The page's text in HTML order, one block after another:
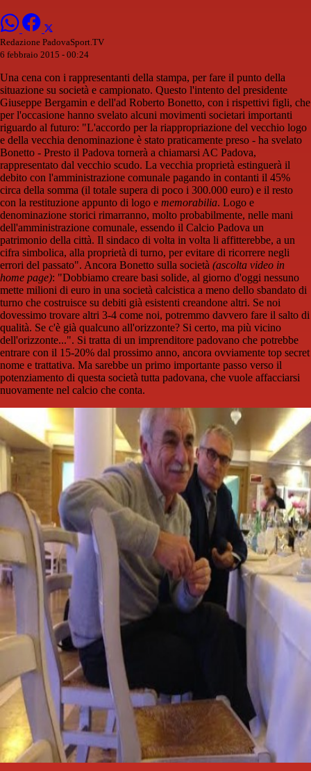
Redazione PadovaSport.TV
6 febbraio 2015 - 00:24
Una cena con i rappresentanti della stampa, per fare il punto della
situazione su società e campionato. Questo l'intento del presidente
Giuseppe Bergamin e dell'ad Roberto Bonetto, con i rispettivi figli, che
per l'occasione hanno svelato alcuni movimenti societari importanti
riguardo al futuro: "L'accordo per la riappropriazione del vecchio logo
e della vecchia denominazione è stato praticamente preso - ha svelato
Bonetto - Presto il Padova tornerà a chiamarsi AC Padova,
rappresentato dal vecchio scudo. La vecchia proprietà estinguerà il
debito con l'amministrazione comunale pagando in contanti il 45%
circa della somma (il totale supera di poco i 300.000 euro) e il resto
con la restituzione appunto di logo e memorabilia. Logo e
denominazione storici rimarranno, molto probabilmente, nelle mani
dell'amministrazione comunale, essendo il Calcio Padova un
patrimonio della città. Il sindaco di volta in volta li affitterebbe, a un
cifra simbolica, alla proprietà di turno, per evitare di ricorrere negli
errori del passato". Ancora Bonetto sulla società (ascolta video in
home page): "Dobbiamo creare basi solide, al giorno d'oggi nessuno
mette milioni di euro in una società calcistica a meno dello sbandato di
turno che costruisce su debiti già esistenti creandone altri. Se noi
dovessimo trovare altri 3-4 come noi, potremmo davvero fare il salto di
qualità. Se c'è già qualcuno all'orizzonte? Si certo, ma più vicino
dell'orizzonte...". Si tratta di un imprenditore padovano che potrebbe
entrare con il 15-20% dal prossimo anno, ancora ovviamente top secret
nome e trattativa. Ma sarebbe un primo importante passo verso il
potenziamento di questa società tutta padovana, che vuole affacciarsi
nuovamente nel calcio che conta.